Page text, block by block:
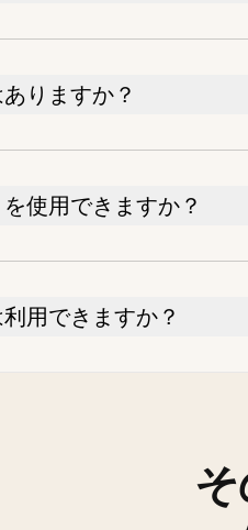
りますか？
使用できますか？
用できますか？